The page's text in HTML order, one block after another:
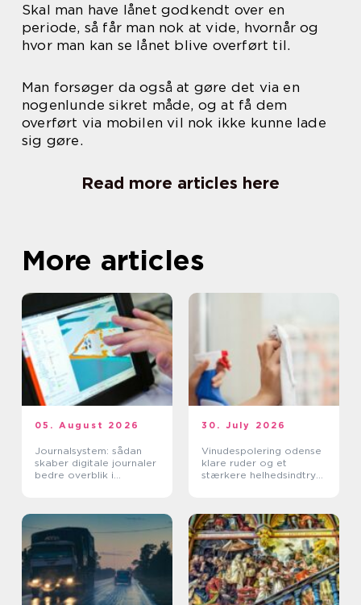
Skal man have lånet godkendt over en
periode, så får man nok at vide, hvornår og
hvor man kan se lånet blive overført til.
Man forsøger da også at gøre det via en
nogenlunde sikret måde, og at få dem
overført via mobilen vil nok ikke kunne lade
sig gøre.
Read more articles here
More articles
05. August 2026
Journalsystem: sådan
skaber digitale journaler
bedre overblik i
30. July 2026
Vinudespolering odense
klare ruder og et
stærkere helhedsindtryk